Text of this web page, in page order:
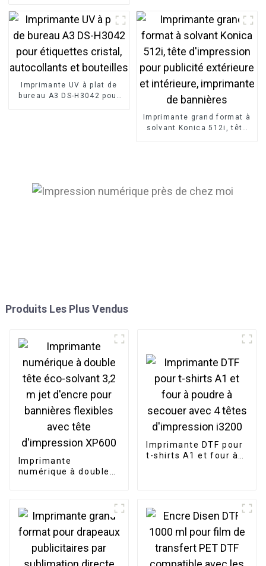
Imprimante UV à plat de
bureau A3 DS-H3042 pour
Imprimante grand format à
solvant Konica 512i, tête
Produits Les Plus Vendus
Imprimante
numérique à double
avec tête
d'impression XP600
Imprimante DTF pour
t-shirts A1 et four à